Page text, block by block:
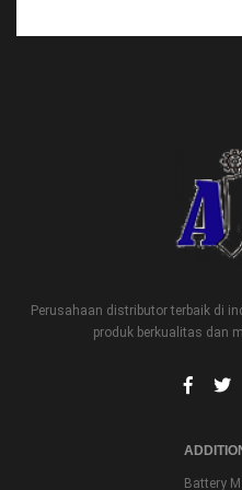
Perusahaan distributor terbaik di
produk berkualitas dan
Battery